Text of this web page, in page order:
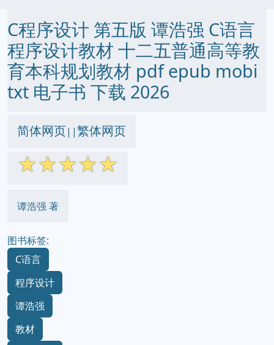
C程序设计 第五版 谭浩强 C语言
程序设计教材 十二五普通高等教
育本科规划教材 pdf epub mobi
txt 电子书 下载 2026
简体网页||繁体网页
☆☆☆☆☆
谭浩强 著
图书标签:
C语言
程序设计
谭浩强
教材